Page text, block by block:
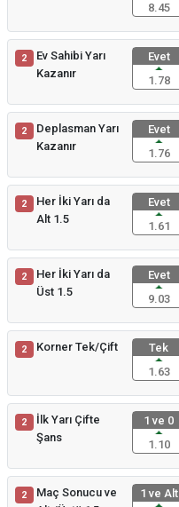
8.45
2
Ev Sahibi Yarı
Kazanır
Evet
1.78
2
Deplasman Yarı
Kazanır
Evet
1.76
2
Her İki Yarı da
Alt 1.5
Evet
1.61
2
Her İki Yarı da
Üst 1.5
Evet
9.03
2 Korner Tek/Çift
Tek
1.63
2
İlk Yarı Çifte
Şans
1 ve 0
1.10
2
Maç Sonucu ve
1 ve Alt